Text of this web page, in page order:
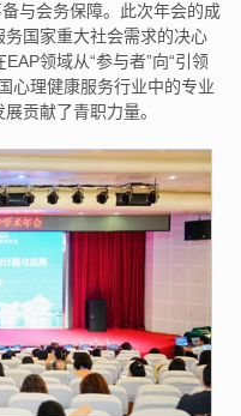
与会务保障。此次年会的成
国家重大社会需求的决心
领域从“参与者”向“引领
心理健康服务行业中的专业
贡献了青职力量。